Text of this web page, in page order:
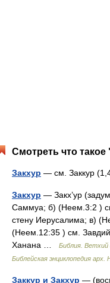
Смотреть что
Закхур — см. Заккур
Закхур — Закх’ур
Саммуа; б) (Неем.3:2 )
стену Иерусалима; в)
(Неем.12:35 ) см.
Ханана …
Библия. Ветхий
Библейская энциклопедия арх.
Заккур и Закхур —